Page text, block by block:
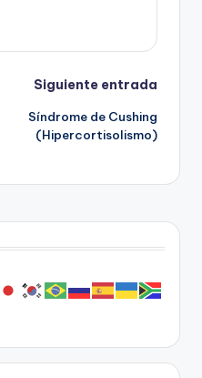
Siguiente entrada
Síndrome de Cushing
(Hipercortisolismo)